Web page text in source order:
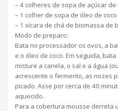
– 4 colheres de sopa de açúcar de
– 1 colher de sopa de óleo de
– 1 xícara de chá de biomassa de
Modo de preparo:
Bata no processador os ovos, a
e o óleo de coco. Em seguida,
misture a canela, o sal e a água
acrescente o fermento, as nozes
picado. Asse por cerca de 40
aquecido.
Para a cobertura mousse derreta